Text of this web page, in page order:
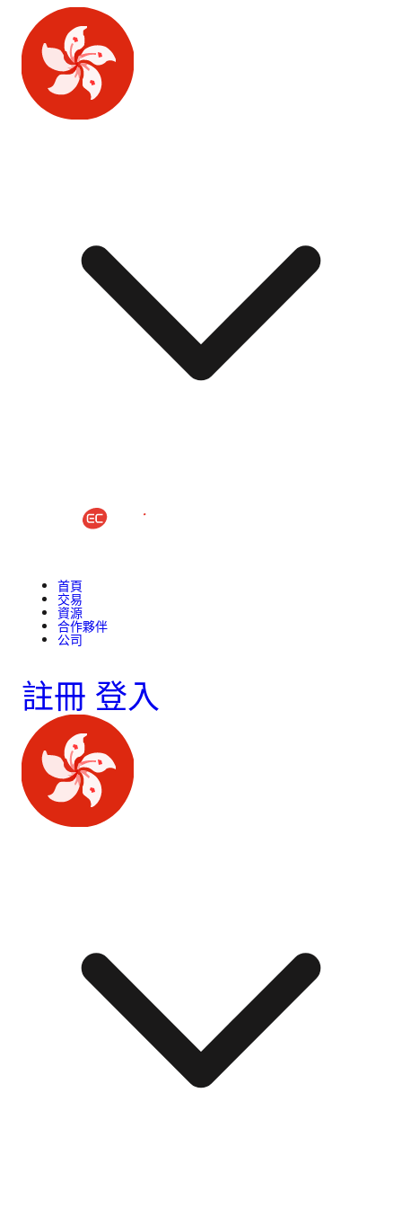
首頁
交易
資源
合作夥伴
公司
註冊 登入